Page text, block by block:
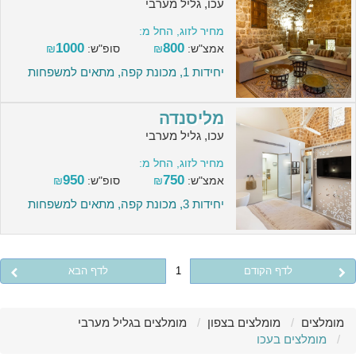
עכו, גליל מערבי
מחיר לזוג, החל מ:
אמצ"ש:
₪800 סופ"ש: ₪1000
יחידות 1, מכונת קפה, מתאים למשפחות
מליסנדה
עכו, גליל מערבי
מחיר לזוג, החל מ:
אמצ"ש:
₪750 סופ"ש: ₪950
יחידות 3, מכונת קפה, מתאים למשפחות
לדף הקודם 1 לדף הבא
מומלצים מומלצים בצפון
מומלצים בגליל מערבי
מומלצים בעכו